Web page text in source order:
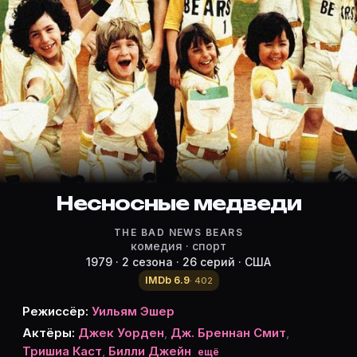
Режиссёр, актёры и роли
Режиссёр и актёры:
Уильям Эшер (режиссёр)
Джек Уорден — Morris Buttermaker
J. Brennan Smith — Mike Engelberg
Тришиа Каст — Amanda Wurlitzer
Билли Джейн — Rudi Stein
Sparky Marcus — Leslie Ogilvie
— Tanner Boyle
Кристофф Ст. Джон — Ahmad Abdul Rahim
— Timmy Lupus
Phillip R. Allen — Roy Turner
Рэд Дейли — Josh
Несносные медведи
THE BAD NEWS BEARS
комедия · спорт
1979 · 2 сезона · 26 серий · США
IMDb 6.9· 402
Режиссёр: Уильям Эшер
Актёры: Джек Уорден, Дж. Бреннан Смит,
Тришиа Каст, Билли Джейн ещё